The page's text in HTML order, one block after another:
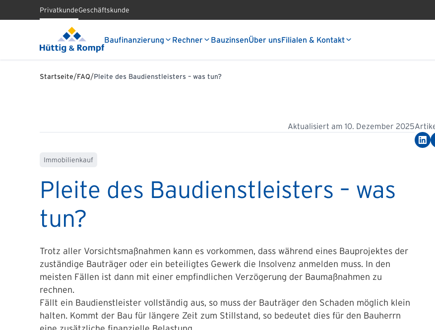
PrivatkundeGeschäftskunde
Baufinanzierung Rechner BauzinsenÜber unsFilialen & Kontakt
Startseite/FAQ/Pleite des Baudienstleisters – was tun?
Aktualisiert am 10. Dezember 2025
Immobilienkauf
Pleite des Baudienstleisters – was
tun?
Trotz aller Vorsichtsmaßnahmen kann es vorkommen, dass während eines Bauprojektes der
zuständige Bauträger oder ein beteiligtes Gewerk die Insolvenz anmelden muss. In den
meisten Fällen ist dann mit einer empfindlichen Verzögerung der Baumaßnahmen zu
rechnen.
Fällt ein Baudienstleister vollständig aus, so muss der Bauträger den Schaden möglich klein
halten. Kommt der Bau für längere Zeit zum Stillstand, so bedeutet dies für den Bauherrn